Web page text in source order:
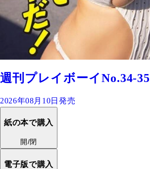
週刊プレイボーイNo.34-35
2026年08月10日発売
紙の本で購入
開/閉
電子版で購入